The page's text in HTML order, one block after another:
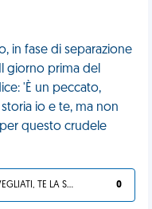
in fase di separazione
giorno prima del
'È un peccato,
io e te, ma non
questo crudele
SVEGLIATI, TE LA SEI CERCATA! 0